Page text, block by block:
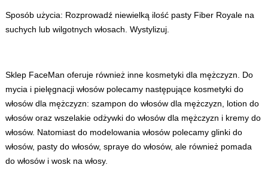
Sposób użycia: Rozprowadź niewielką ilość pasty Fiber Royale na
suchych lub wilgotnych włosach. Wystylizuj.
Sklep FaceMan oferuje również inne kosmetyki dla mężczyzn . Do
mycia i pielęgnacji włosów polecamy następujące kosmetyki do
włosów dla mężczyzn: szampon do włosów dla mężczyzn
lotion do
włosóworaz wszelakie odżywki do włosów dla mężczyzn i kremy do
włosów. Natomiast do modelowania włosów polecamy glinki do
włosów, pasty do włosów, spraye do włosów, ale również pomada
do włosówi wosk na włosy.